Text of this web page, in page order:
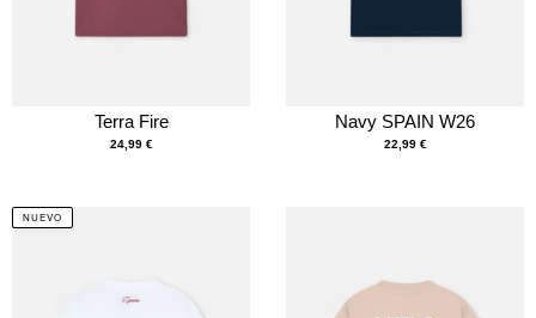
Terra Fire
24,99 €
Navy SPAIN W26
22,99 €
NUEVO